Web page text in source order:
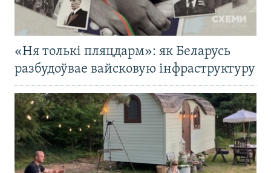
«Ня толькі пляцдарм»: як Беларусь
разбудоўвае вайсковую інфраструктуру